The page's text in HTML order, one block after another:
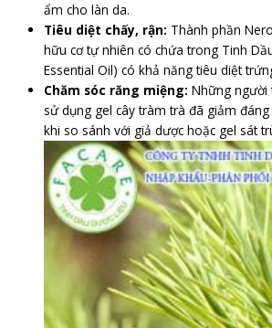
ẩm cho làn da.
Tiêu diệt chấy, rận: Thành phần
hữu cơ tự nhiên có chứa trong Tinh
Essential Oil) có khả năng tiêu diệt
Chăm sóc răng miệng: Những người
sử dụng gel cây tràm trà đã giảm
khi so sánh với giả dược hoặc gel sát